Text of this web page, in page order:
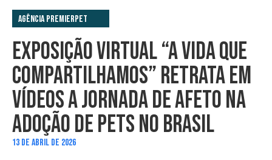
Agência PremieRpet
EXPOSIÇÃO VIRTUAL “A VIDA QUE
COMPARTILHAMOS” RETRATA EM
VÍDEOS A JORNADA DE AFETO NA
ADOÇÃO DE PETS NO BRASIL
13 DE ABRIL DE 2026